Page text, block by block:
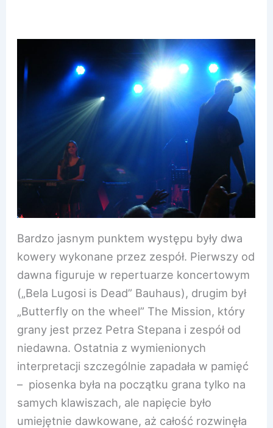
Bardzo jasnym punktem występu były dwa
kowery wykonane przez zespół. Pierwszy od
dawna figuruje w repertuarze koncertowym
(„Bela Lugosi is Dead” Bauhaus), drugim był
„Butterfly on the wheel” The Mission, który
grany jest przez Petra Stepana i zespół od
niedawna. Ostatnia z wymienionych
interpretacji szczególnie zapadała w pamięć
– piosenka była na początku grana tylko na
samych klawiszach, ale napięcie było
umiejętnie dawkowane, aż całość rozwinęła